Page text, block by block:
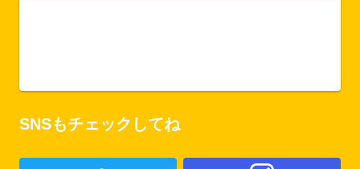
SNSもチェックしてね